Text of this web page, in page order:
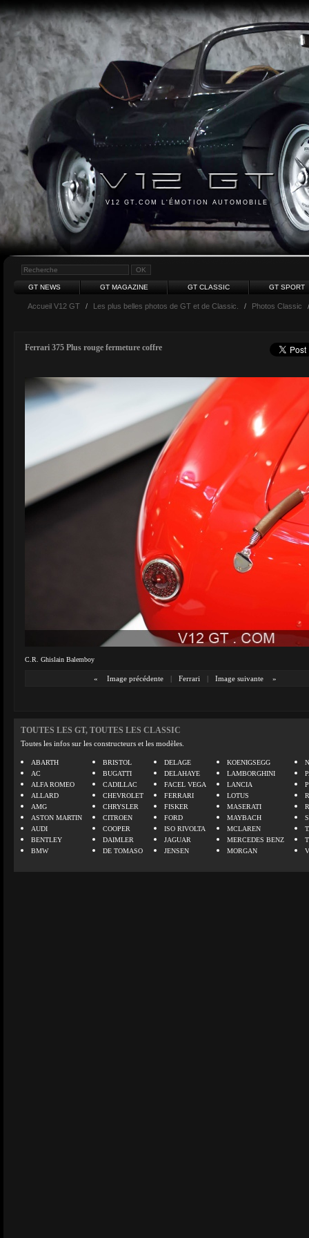
V12 GT.COM L'ÉMOTION AUTOMOBILE
GT NEWS GT MAGAZINE GT CLASSIC GT SPORT
Accueil V12 GT / Les plus belles photos de GT et de Classic. / Photos Classic
Ferrari 375 Plus rouge fermeture coffre
C.R. Ghislain Balemboy
« Image précédente | Ferrari | Image suivante »
TOUTES LES GT, TOUTES LES CLASSIC
Toutes les infos sur les constructeurs et les modèles.
ABARTH
AC
ALFA ROMEO
ALLARD
AMG
ASTON MARTIN
AUDI
BENTLEY
BMW
BRISTOL
BUGATTI
CADILLAC
CHEVROLET
CHRYSLER
CITROEN
COOPER
DAIMLER
DE TOMASO
DELAGE
DELAHAYE
FACEL VEGA
FERRARI
FISKER
FORD
ISO RIVOLTA
JAGUAR
JENSEN
KOENIGSEGG
LAMBORGHINI
LANCIA
LOTUS
MASERATI
MAYBACH
MCLAREN
MERCEDES BENZ
MORGAN